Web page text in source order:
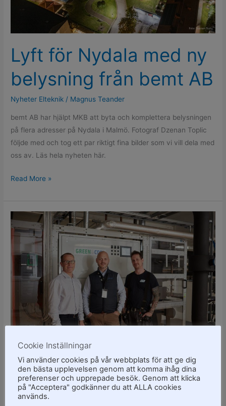
Lyft för Nydala med ny
belysning från bemt AB
Nyheter Elteknik / Magnus Teander
bemt AB har hjälpt MKB att byta och komplettera belysningen
på flera adresser på Nydala i Malmö. Fotograf Dzenan Toplic
följde med och tog ett par riktigt fina bilder som vi vill dela med
oss av. Läs hela nyheten här.
Read More »
TePe och bemt AB tar
nästa steg mot ännu
TePe
och
bemt
AB
nästa
steg
mot
kylaCookie Inställningar
Vi använder cookies på vår webbplats för att ge dig
den bästa upplevelsen genom att komma ihåg dina
preferenser och upprepade besök. Genom att klicka
på "Acceptera" godkänner du att ALLA cookies
används.